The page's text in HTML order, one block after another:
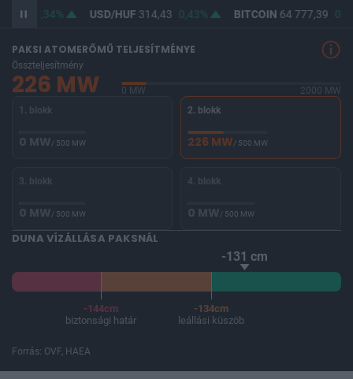
0,34% USD/HUF 314,43 0,43% BITCOIN 64 777,39
PAKSI ATOMERŐMŰ TELJESÍTMÉNYE
Összteljesítmény
226 MW 0 MW
2000 MW
1. blokk
0 MW/ 500 MW
2. blokk
226 MW/ 500 MW
3. blokk
0 MW/ 500 MW
4. blokk
0 MW/ 500 MW
DUNA VÍZÁLLÁSA PAKSNÁL
-131 cm
-144cm
biztonsági határ
-134cm
leállási küszöb
Forrás: OVF, HAEA